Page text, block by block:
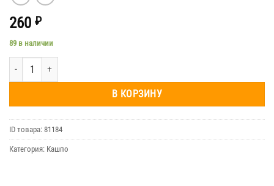
260 ₽
89 в наличии
В КОРЗИНУ
ID товара: 81184
Категория: Кашпо